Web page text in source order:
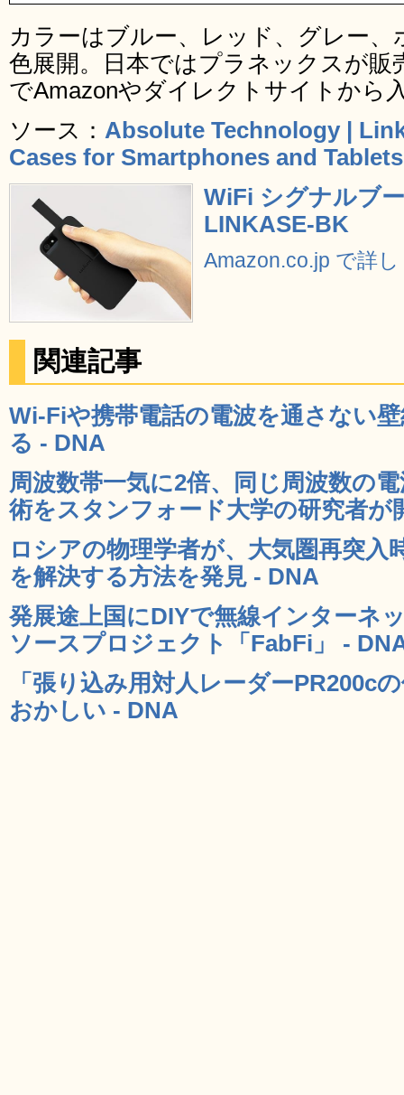
カラーはブルー、レッド、グレー
色展開。日本ではプラネックスが販
でAmazonやダイレクトサイトから
ソース： Absolute Technology |
Cases for Smartphones and Tablets
WiFi シグナルブ
LINKASE-BK
Amazon.co.jp で詳
関連記事
Wi-Fiや携帯電話の電波を通さない
る - DNA
周波数帯一気に2倍、同じ周波数の
術をスタンフォード大学の研究者が
ロシアの物理学者が、大気圏再突入
を解決する方法を発見 - DNA
発展途上国にDIYで無線インターネ
ソースプロジェクト「FabFi」 -
「張り込み用対人レーダーPR200c
おかしい - DNA